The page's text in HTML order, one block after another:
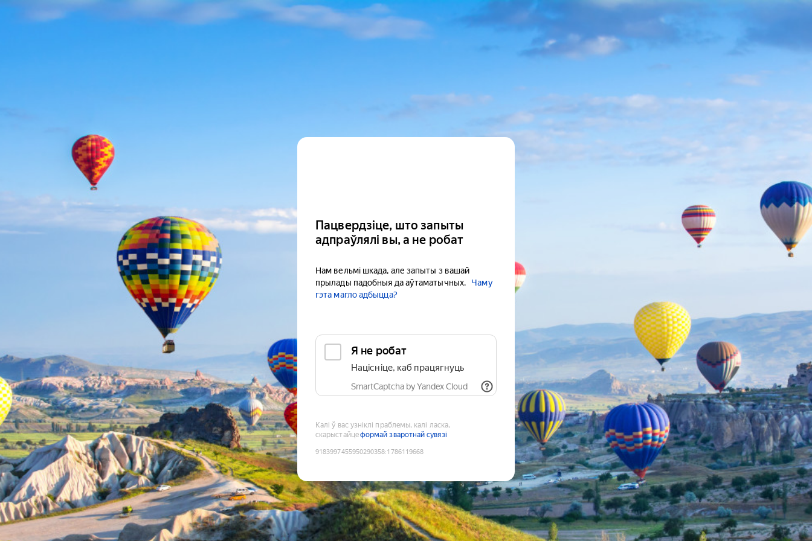
Пацвердзіце, што запыты
адпраўлялі вы, а не робат
Нам вельмі шкада, але запыты з вашай
прылады падобныя да аўтаматычных.
Чаму
гэта магло адбыцца?
Я не робат
Націсніце, каб працягнуць
SmartCaptcha by Yandex Cloud
Калі ў вас узніклі праблемы, калі ласка,
скарыстайцеформай зваротнай сувязі
9183997455950290358:1786119668